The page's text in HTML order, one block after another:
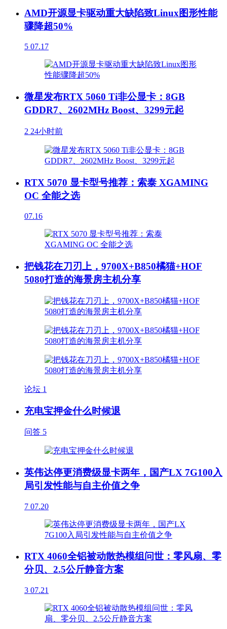
AMD开源显卡驱动重大缺陷致Linux图形性能
骤降超50%
5 07.17
微星发布RTX 5060 Ti非公显卡：8GB
GDDR7、2602MHz Boost、3299元起
2 24小时前
RTX 5070 显卡型号推荐：索泰 XGAMING
OC 全能之选
07.16
把钱花在刀刃上，9700X+B850橘猫+HOF
5080打造的海景房主机分享
论坛 1
充电宝押金什么时候退
问答 5
英伟达停更消费级显卡两年，国产LX 7G100入
局引发性能与自主价值之争
7 07.20
RTX 4060全铝被动散热模组问世：零风扇、零
分贝、2.5公斤静音方案
3 07.21